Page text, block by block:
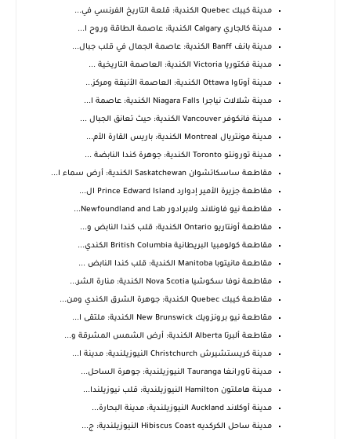
مدينة كيبك Quebec الكندية: قلعة التاريخ الفرنسي في...
مدينة كالجاري Calgary الكندية: عاصمة الطاقة وروح ا...
مدينة بانف Banff الكندية: عاصمة الجمال في قلب جبال...
مدينة فكتوريا Victoria الكندية: العاصمة التاريخية ...
مدينة أوتاوا Ottawa الكندية: العاصمة الأنيقة ومركز...
مدينة شلالات نياجرا Niagara Falls الكندية: عاصمة ا...
مدينة فانكوفر Vancouver الكندية: حيث تعانق الجبال ...
مدينة مونتريال Montreal الكندية: باريس القارة الأم...
مدينة تورونتو Toronto الكندية: جوهرة كندا النابضة ...
مقاطعة ساسكاتشوان Saskatchewan الكندية: أرض سماء ا...
مقاطعة جزيرة الأمير إدوارد Prince Edward Island ال...
مقاطعة نيو فاونلاند ولابرادور Newfoundland and Lab...
مقاطعة أونتاريو Ontario الكندية: قلب كندا النابض و...
مقاطعة كولومبيا البريطانية British Columbia الكندي...
مقاطعة مانيتوبا Manitoba الكندية: قلب كندا النابض ...
مقاطعة نوفا سكوشيا Nova Scotia الكندية: منارة الشر...
مقاطعة كيبك Quebec الكندية: جوهرة الشرق الكندي ومن...
مقاطعة نيو برونزويك New Brunswick الكندية: ملتقى ا...
مقاطعة ألبرتا Alberta الكندية: أرض الشمس المشرقة و...
مدينة كريستشيرش Christchurch النيوزيلندية: مدينة ا...
مدينة تاورانغا Tauranga النيوزيلندية: جوهرة الساحل...
مدينة هاملتون Hamilton النيوزيلندية: قلب نيوزيلندا...
مدينة أوكلاند Auckland النيوزيلندية: مدينة البحارة...
مدينة ساحل الكركديه Hibiscus Coast النيوزيلندية: ج...